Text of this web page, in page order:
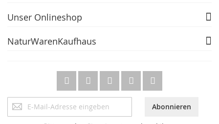
Unser Onlineshop
NaturWarenKaufhaus
Anmeldung
zum
Abonnieren